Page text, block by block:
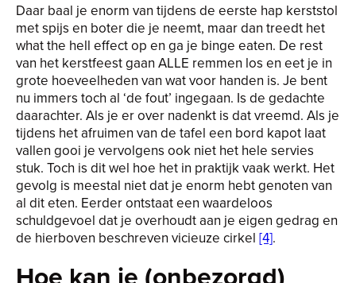
Daar baal je enorm van tijdens de eerste hap kerststol
met spijs en boter die je neemt, maar dan treedt het
what the hell effect op en ga je binge eaten. De rest
van het kerstfeest gaan ALLE remmen los en eet je in
grote hoeveelheden van wat voor handen is. Je bent
nu immers toch al ‘de fout’ ingegaan. Is de gedachte
daarachter. Als je er over nadenkt is dat vreemd. Als je
tijdens het afruimen van de tafel een bord kapot laat
vallen gooi je vervolgens ook niet het hele servies
stuk. Toch is dit wel hoe het in praktijk vaak werkt. Het
gevolg is meestal niet dat je enorm hebt genoten van
al dit eten. Eerder ontstaat een waardeloos
schuldgevoel dat je overhoudt aan je eigen gedrag en
de hierboven beschreven vicieuze cirkel [4].